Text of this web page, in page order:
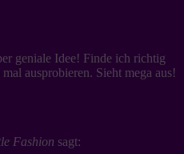
geniale Idee! Finde ich richtig
ausprobieren. Sieht mega aus!
Fashion sagt: